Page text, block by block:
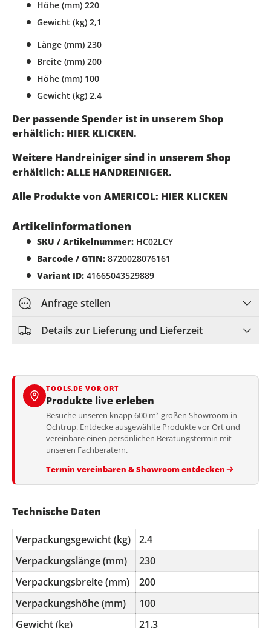
Höhe (mm) 220
Gewicht (kg) 2,1
Länge (mm) 230
Breite (mm) 200
Höhe (mm) 100
Gewicht (kg) 2,4
Der passende Spender ist in unserem Shop
erhältlich: HIER KLICKEN.
Weitere Handreiniger sind in unserem Shop
erhältlich: ALLE HANDREINIGER.
Alle Produkte von AMERICOL: HIER KLICKEN
Artikelinformationen
SKU / Artikelnummer: HC02LCY
Barcode / GTIN: 8720028076161
Variant ID: 41665043529889
Anfrage stellen
Details zur Lieferung und Lieferzeit
TOOLS.DE VOR ORT
Produkte live erleben
Besuche unseren knapp 600 m² großen Showroom in
Ochtrup. Entdecke ausgewählte Produkte vor Ort und
vereinbare einen persönlichen Beratungstermin mit
unseren Fachberatern.
Termin vereinbaren & Showroom entdecken
Technische Daten
Verpackungsgewicht (kg)
2.4
Verpackungslänge (mm)
230
Verpackungsbreite (mm)
200
Verpackungshöhe (mm)
100
Gewicht (kg)
21.3